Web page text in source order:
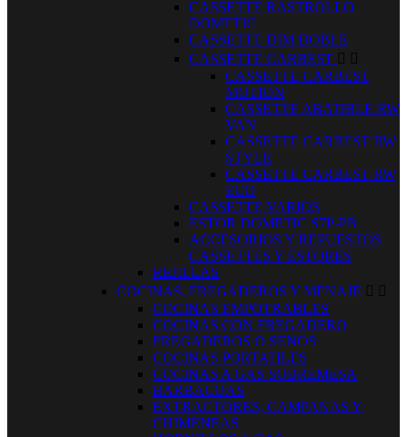
CASSETTE RASTROLLO
DOMETIC
CASSETTE DIM DOBLE
CASSETTE CARBEST  
CASSETTE CARBEST
MOTION
CASSETTE ABATIBLE RW
VAN
CASSETTE CARBEST RW
STYLE
CASSETTE CARBEST RW
ECO
CASSETTE VARIOS
ESTOR DOMETIC S7P-PB
ACCESORIOS Y REPUESTOS
CASSETTES Y ESTORES
REJILLAS
COCINAS, FREGADEROS Y MENAJE  
COCINAS EMPOTRABLES
COCINAS CON FREGADERO
FREGADEROS O SENOS
COCINAS PORTATILES
COCINAS A GAS SOBREMESA
BARBACOAS
EXTRACTORES, CAMPANAS Y
CHIMENEAS